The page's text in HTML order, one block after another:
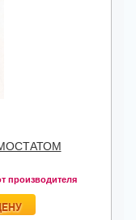
производителя